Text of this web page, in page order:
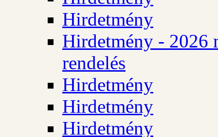
Hirdetmény
Hirdetmény - 2026
rendelés
Hirdetmény
Hirdetmény
Hirdetmény